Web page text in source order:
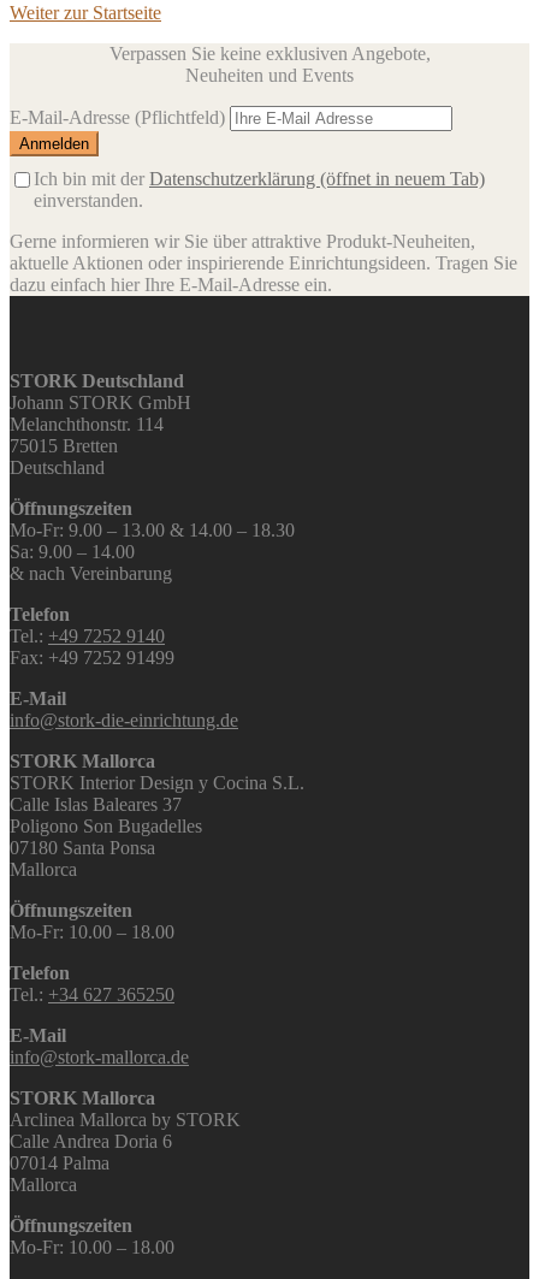
Weiter zur Startseite
Verpassen Sie keine exklusiven Angebote,
Neuheiten und Events
E-Mail-Adresse (Pflichtfeld)
Ich bin mit der Datenschutzerklärung (öffnet in neuem Tab)
einverstanden.
Gerne informieren wir Sie über attraktive Produkt-Neuheiten,
aktuelle Aktionen oder inspirierende Einrichtungsideen. Tragen Sie
dazu einfach hier Ihre E-Mail-Adresse ein.
STORK Deutschland
Johann STORK GmbH
Melanchthonstr. 114
75015 Bretten
Deutschland
Öffnungszeiten
Mo-Fr: 9.00 – 13.00 & 14.00 – 18.30
Sa: 9.00 – 14.00
& nach Vereinbarung
Telefon
Tel.: +49 7252 9140
Fax: +49 7252 91499
E-Mail
info@stork-die-einrichtung.de
STORK Mallorca
STORK Interior Design y Cocina S.L.
Calle Islas Baleares 37
Poligono Son Bugadelles
07180 Santa Ponsa
Mallorca
Öffnungszeiten
Mo-Fr: 10.00 – 18.00
Telefon
Tel.: +34 627 365250
E-Mail
info@stork-mallorca.de
STORK Mallorca
Arclinea Mallorca by STORK
Calle Andrea Doria 6
07014 Palma
Mallorca
Öffnungszeiten
Mo-Fr: 10.00 – 18.00